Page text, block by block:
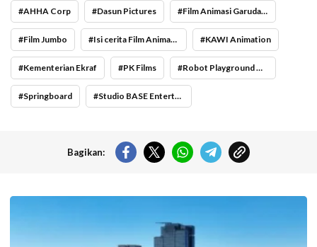
AHHA Corp Dasun Pictures Film Animasi Garuda di Dadaku
Film Jumbo Isi cerita Film Animasi Garuda di Dadaku KAWI Animation
Kementerian Ekraf PK Films Robot Playground Media
Springboard Studio BASE Entertainment
Bagikan: